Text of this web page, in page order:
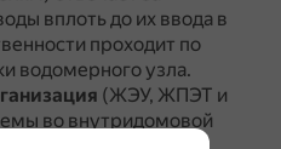
вплоть до их ввода в
проходит по
водомерного узла.
(ЖЭУ, ЖПЭТ и
во внутридомовой